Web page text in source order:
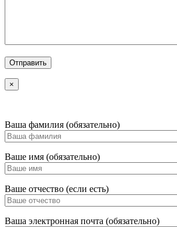
×
Ваша фамилия (обязательно)
Ваше имя (обязательно)
Ваше отчество (если есть)
Ваша электронная почта (обязательно)